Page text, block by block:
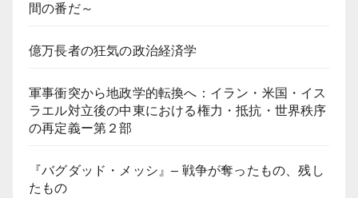
間の番だ～
億万長者の狂気の政治経済学
軍事衝突から地政学的転換へ：イラン・米国・イス
ラエル対立後の中東における権力・抵抗・世界秩序
の再定義ー第２部
『バグダッド・メッシ』– 戦争が奪ったもの、残し
たもの